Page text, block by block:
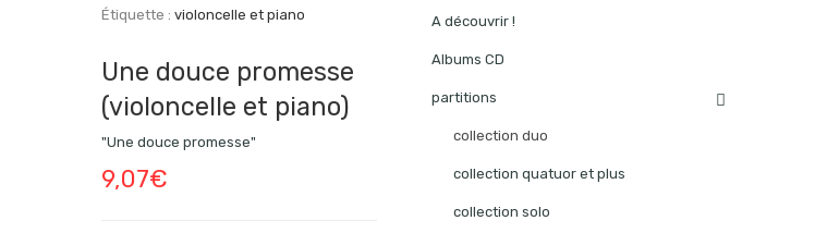
Étiquette : violoncelle et piano
Une douce promesse
(violoncelle et piano)
"Une douce promesse"
9,07€
A découvrir !
Albums CD
partitions
collection duo
collection quatuor et plus
collection solo